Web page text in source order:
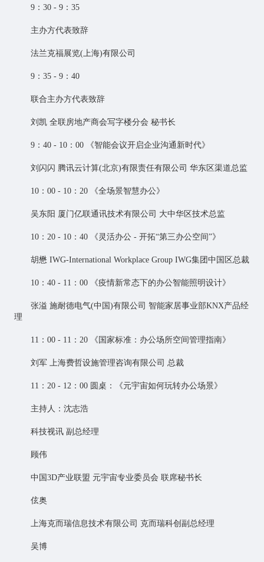
9：30 - 9：35
主办方代表致辞
法兰克福展览(上海)有限公司
9：35 - 9：40
联合主办方代表致辞
刘凯 全联房地产商会写字楼分会 秘书长
9：40 - 10：00 《智能会议开启企业沟通新时代》
刘闪闪 腾讯云计算(北京)有限责任有限公司 华东区渠道总监
10：00 - 10：20 《全场景智慧办公》
吴东阳 厦门亿联通讯技术有限公司 大中华区技术总监
10：20 - 10：40 《灵活办公 - 开拓“第三办公空间”》
胡懋 IWG-International Workplace Group IWG集团中国区总裁
10：40 - 11：00 《疫情新常态下的办公智能照明设计》
张溢 施耐德电气(中国)有限公司 智能家居事业部KNX产品经
理
11：00 - 11：20 《国家标准：办公场所空间管理指南》
刘军 上海费哲设施管理咨询有限公司 总裁
11：20 - 12：00 圆桌：《元宇宙如何玩转办公场景》
主持人：沈志浩
科技视讯 副总经理
顾伟
中国3D产业联盟 元宇宙专业委员会 联席秘书长
伭奥
上海克而瑞信息技术有限公司 克而瑞科创副总经理
吴博